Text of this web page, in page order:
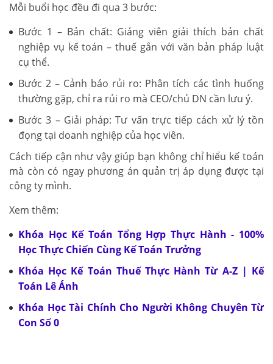
Mỗi buổi học đều đi qua 3 bước:
Bước 1 – Bản chất: Giảng viên giải thích bản chất
nghiệp vụ kế toán – thuế gắn với văn bản pháp luật
cụ thể.
Bước 2 – Cảnh báo rủi ro: Phân tích các tình huống
thường gặp, chỉ ra rủi ro mà CEO/chủ DN cần lưu ý.
Bước 3 – Giải pháp: Tư vấn trực tiếp cách xử lý tồn
đọng tại doanh nghiệp của học viên.
Cách tiếp cận như vậy giúp bạn không chỉ hiểu kế toán
mà còn có ngay phương án quản trị áp dụng được tại
công ty mình.
Xem thêm:
Khóa Học Kế Toán Tổng Hợp Thực Hành - 100%
Học Thực Chiến Cùng Kế Toán Trưởng
Khóa Học Kế Toán Thuế Thực Hành Từ A-Z | Kế
Toán Lê Ánh
Khóa Học Tài Chính Cho Người Không Chuyên Từ
Con Số 0